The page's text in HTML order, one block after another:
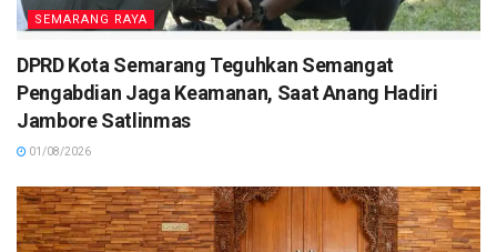
SEMARANG RAYA
DPRD Kota Semarang Teguhkan Semangat
Pengabdian Jaga Keamanan, Saat Anang Hadiri
Jambore Satlinmas
01/08/2026